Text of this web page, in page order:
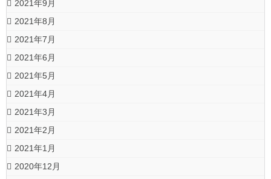
2021年9月
2021年8月
2021年7月
2021年6月
2021年5月
2021年4月
2021年3月
2021年2月
2021年1月
2020年12月